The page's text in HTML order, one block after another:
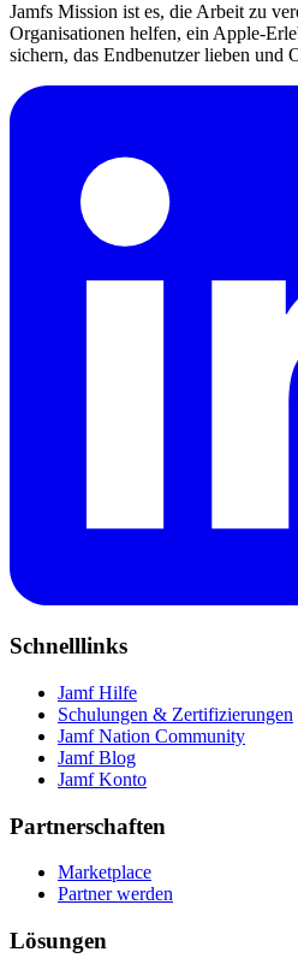
Jamfs Mission ist es, die Arbeit zu
Organisationen helfen, ein Apple-
sichern, das Endbenutzer lieben und
Schnelllinks
Jamf Hilfe
Schulungen & Zertifizierungen
Jamf Nation Community
Jamf Blog
Jamf Konto
Partnerschaften
Marketplace
Partner werden
Lösungen